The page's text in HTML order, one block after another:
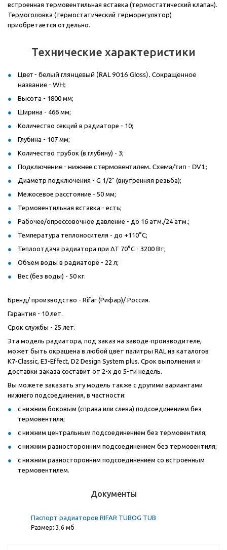
встроенная термовентильная вставка (термостатический клапан).
Термоголовка (термостатический терморегулятор)
приобретается отдельно.
Технические характеристики
Цвет - белый глянцевый (RAL 9016 Gloss). Сокращенное
название - WH;
Высота - 1800 мм;
Ширина - 466 мм;
Количество секций в радиаторе - 10;
Глубина - 107 мм;
Количество трубок (в глубину) - 3;
Подключение - нижнее с термовентилем. Схема/тип - DV1;
Диаметр подключения - G 1/2" (внутренняя резьба);
Межосевое расстояние - 50 мм;
Термовентильная вставка - есть;
Рабочее/опрессовочное давление - до 16 атм./24 атм.;
Температура теплоносителя - до +110°C;
Теплоотдача радиатора при ΔT 70°C - 3200 Вт;
Объем воды в радиаторе - 22 л;
Вес (без воды) - 50 кг.
Бренд/ производство - Rifar (Рифар)/ Россия.
Гарантия - 10 лет.
Срок службы - 25 лет.
Эта модель радиатора, под заказ на заводе-производителе,
может быть окрашена в любой цвет палитры RAL из каталогов
К7-Classic, E3-Effect, D2 Design System plus. Срок выполнения и
доставки заказа составит от 2-х до 5-ти недель.
Вы можете заказать эту модель также с другими вариантами
нижнего подсоединения, в частности:
с нижним боковым (справа или слева) подсоединением без
термовентиля;
с нижним центральным подсоединением без термовентиля;
с нижним разносторонним подсоединением без термовентиля;
с нижним разносторонним подсоединением со встроенным
термовентилем.
Документы
Паспорт радиаторов RIFAR TUBOG TUB
Размер: 3,6 мб